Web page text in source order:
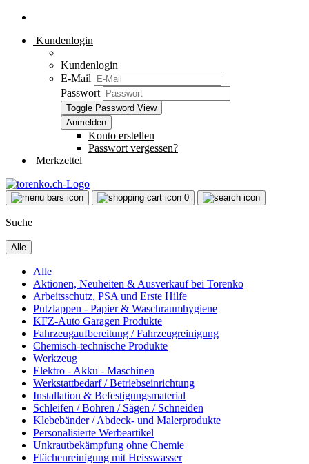
Kundenlogin
Kundenlogin
E-Mail
Passwort
Toggle Password View
Konto erstellen
Passwort vergessen?
Merkzettel
0
Suche
Alle
Alle
Aktionen, Neuheiten & Ausverkauf bei Torenko
Arbeitsschutz, PSA und Erste Hilfe
Putzlappen - Papier & Waschraumhygiene
KFZ-Auto Garagen Produkte
Fahrzeugaufbereitung / Fahrzeugreinigung
Chemisch-technische Produkte
Werkzeug
Elektro - Akku - Maschinen
Werkstattbedarf / Betriebseinrichtung
Installation & Befestigungsmaterial
Schleifen / Bohren / Sägen / Schneiden
Klebebänder / Abdeck- und Malerprodukte
Personalisierte Werbeartikel
Unkrautbekämpfung ohne Chemie
Flächenreinigung mit Heisswasser